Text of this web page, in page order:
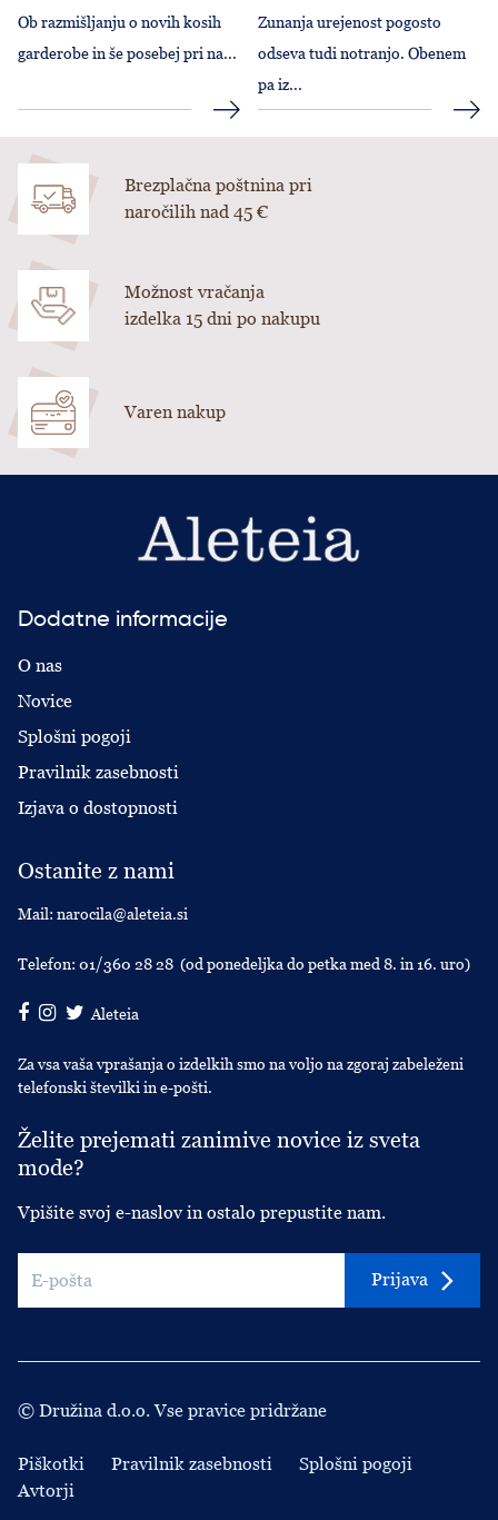
Ob razmišljanju o novih kosih
garderobe in še posebej pri na...
Zunanja urejenost pogosto
odseva tudi notranjo. Obenem
pa iz...
Brezplačna poštnina pri
naročilih nad 45 €
Možnost vračanja
izdelka 15 dni po nakupu
Varen nakup
Dodatne informacije
O nas
Novice
Splošni pogoji
Pravilnik zasebnosti
Izjava o dostopnosti
Ostanite z nami
Mail: narocila@aleteia.si
Telefon: 01/360 28 28 (od ponedeljka do petka med 8. in 16. uro)
Aleteia
Za vsa vaša vprašanja o izdelkih smo na voljo na zgoraj zabeleženi
telefonski številki in e-pošti.
Želite prejemati zanimive novice iz sveta
mode?
Vpišite svoj e-naslov in ostalo prepustite nam.
Prijava
© Družina d.o.o. Vse pravice pridržane
Piškotki Pravilnik zasebnosti
Splošni pogoji
Avtorji